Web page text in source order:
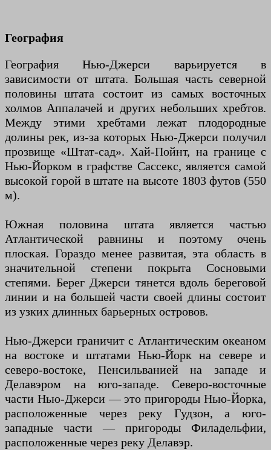
География
География Нью-Джерси варьируется в
зависимости от штата. Большая часть северной
половины штата состоит из самых восточных
холмов Аппалачей и других небольших хребтов.
Между этими хребтами лежат плодородные
долины рек, из-за которых Нью-Джерси получил
прозвище «Штат-сад». Хай-Пойнт, на границе с
Нью-Йорком в графстве Сассекс, является самой
высокой горой в штате на высоте 1803 футов (550
м).
Южная половина штата является частью
Атлантической равнины и поэтому очень
плоская. Гораздо менее развитая, эта область в
значительной степени покрыта Сосновыми
степями. Берег Джерси тянется вдоль береговой
линии и на большей части своей длины состоит
из узких длинных барьерных островов.
Нью-Джерси граничит с Атлантическим океаном
на востоке и штатами Нью-Йорк на севере и
северо-востоке, Пенсильванией на западе и
Делавэром на юго-западе. Северо-восточные
части Нью-Джерси — это пригороды Нью-Йорка,
расположенные через реку Гудзон, а юго-
западные части — пригороды Филадельфии,
расположенные через реку Делавэр.